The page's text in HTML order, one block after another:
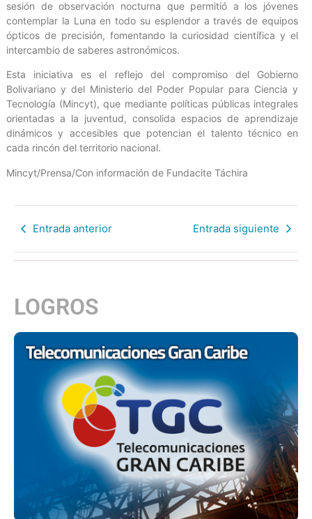
sesión de observación nocturna que permitió a los jóvenes
contemplar la Luna en todo su esplendor a través de equipos
ópticos de precisión, fomentando la curiosidad científica y el
intercambio de saberes astronómicos.
Esta iniciativa es el reflejo del compromiso del Gobierno
Bolivariano y del Ministerio del Poder Popular para Ciencia y
Tecnología (Mincyt), que mediante políticas públicas integrales
orientadas a la juventud, consolida espacios de aprendizaje
dinámicos y accesibles que potencian el talento técnico en
cada rincón del territorio nacional.
Mincyt/Prensa/Con información de Fundacite Táchira
Entrada anterior Entrada siguiente
LOGROS